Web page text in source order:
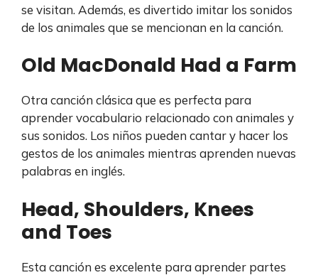
se visitan. Además, es divertido imitar los sonidos
de los animales que se mencionan en la canción.
Old MacDonald Had a Farm
Otra canción clásica que es perfecta para
aprender vocabulario relacionado con animales y
sus sonidos. Los niños pueden cantar y hacer los
gestos de los animales mientras aprenden nuevas
palabras en inglés.
Head, Shoulders, Knees
and Toes
Esta canción es excelente para aprender partes